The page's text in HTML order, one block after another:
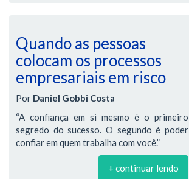
Quando as pessoas
colocam os processos
empresariais em risco
Por Daniel Gobbi Costa
“A confiança em si mesmo é o primeiro
segredo do sucesso. O segundo é poder
confiar em quem trabalha com você.”
+ continuar lendo